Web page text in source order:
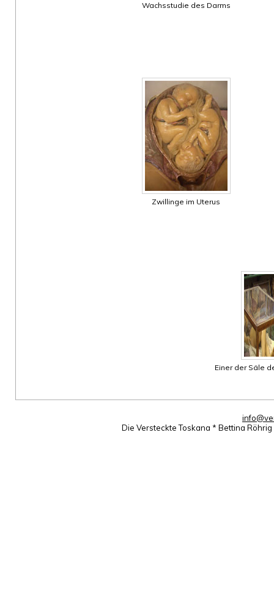
Wachsstudie des Darms
Zwillinge im Uterus
Einer der Säle
Die Versteckte Toskana * Bettina